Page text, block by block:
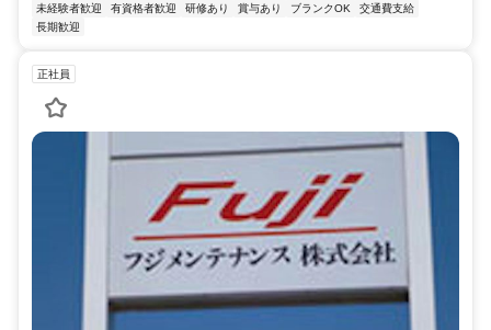
未経験者歓迎
有資格者歓迎 研修あり 賞与あり ブランクOK
交通費支給
長期歓迎
正社員